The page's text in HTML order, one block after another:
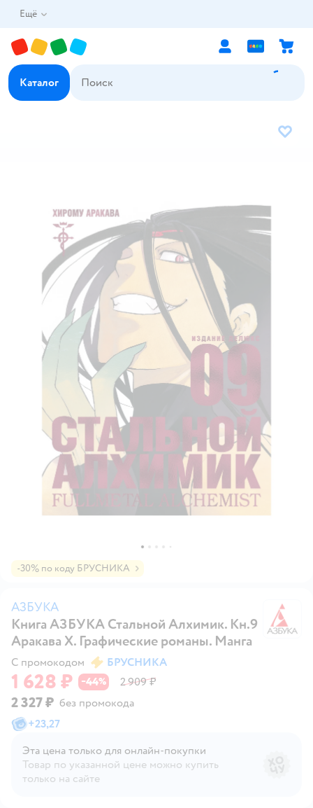
Ещё
Каталог
В
-30% по коду БРУСНИКА
АЗБУКА
Книга АЗБУКА Стальной Алхимик. Кн.9
Аракава Х. Графические романы. Манга
С промокодом БРУСНИКА
1 628 ₽ −44% 2 909 ₽
2 327 ₽ без промокода
+23,27
Эта цена только для онлайн‑покупки
Товар по указанной цене можно купить
только на сайте